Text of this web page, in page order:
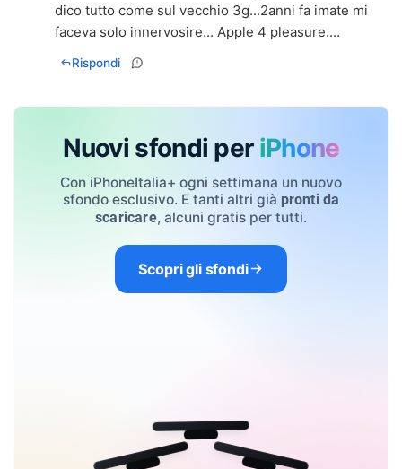
dico tutto come sul vecchio 3g...2anni fa imate mi
faceva solo innervosire... Apple 4 pleasure....
Rispondi
Nuovi sfondi per iPhone
Con iPhoneItalia+ ogni settimana un nuovo
sfondo esclusivo. E tanti altri già pronti da
scaricare, alcuni gratis per tutti.
Scopri gli sfondi